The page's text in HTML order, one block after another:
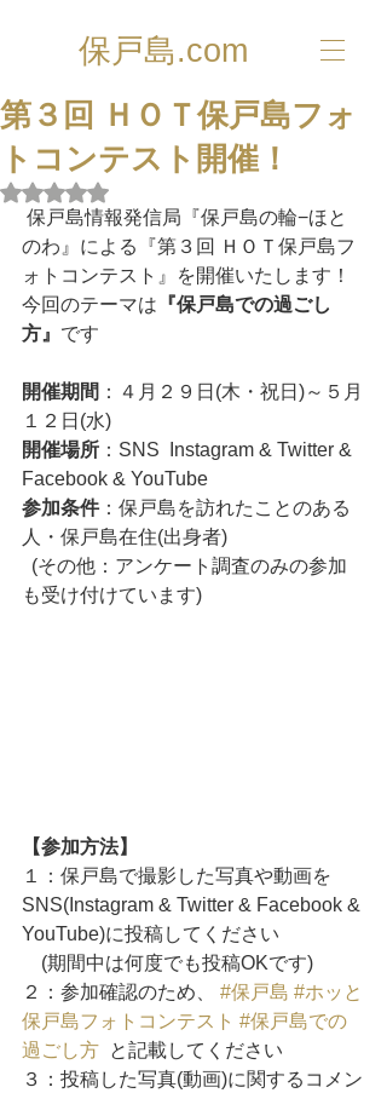
保戸島.com
第３回 ＨＯＴ保戸島フォ
トコンテスト開催！
5つ星のうちNaNと評価されています。
のわ』による『第３回 ＨＯＴ保戸島フ
ォトコンテスト』を開催いたします！
今回のテーマは 『保戸島での過ごし
方』 です
開催期間 ：４月２９日(木・祝日)～５月
１２日(水)
開催場所 ：SNS  Instagram & Twitter &
Facebook & YouTube
参加条件：保戸島を訪れたことのある
人・保戸島在住(出身者)
も受け付けています)
【参加方法】
１：保戸島で撮影した写真や動画を
SNS(Instagram & Twitter & Facebook &
YouTube)に投稿してください
    (期間中は何度でも投稿OKです)
２：参加確認のため、 #保戸島 #ホッと
保戸島フォトコンテスト #保戸島での
過ごし方
  と記載してください
３：投稿した写真(動画)に関するコメン